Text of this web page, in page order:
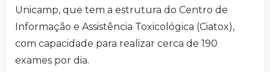
Unicamp, que tem a estrutura do Centro de
Informação e Assistência Toxicológica (Ciatox),
com capacidade para realizar cerca de 190
exames por dia.